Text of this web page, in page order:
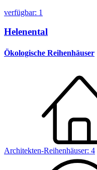
verfügbar: 1
Helenental
Ökologische Reihenhäuser
Architekten-Reihenhäuser: 4